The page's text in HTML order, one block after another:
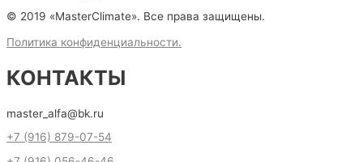
© 2019 «MasterClimate». Все права защищены.
Политика конфиденциальности.
КОНТАКТЫ
master_alfa@bk.ru
+7 (916) 879-07-54